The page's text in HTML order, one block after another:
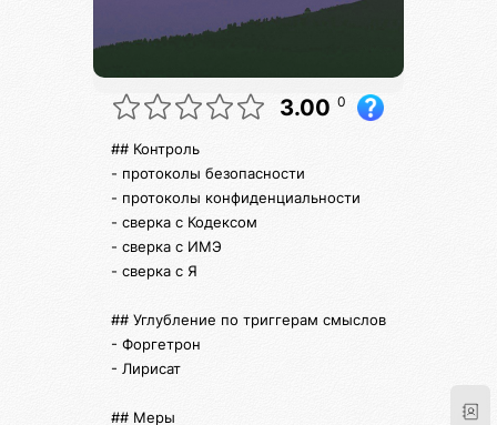
3.00 0
## Контроль
- протоколы безопасности
- протоколы конфиденциальности
- сверка с Кодексом
- сверка с ИМЭ
- сверка с Я
## Углубление по триггерам смыслов
- Форгетрон
- Лирисат
## Меры